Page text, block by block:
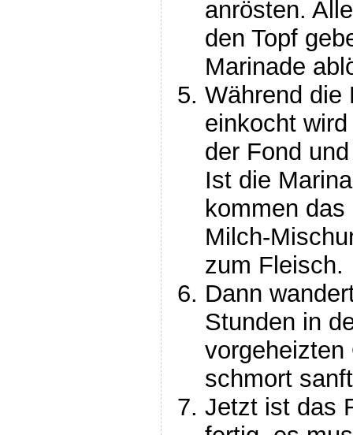
anrösten.
den Topf
Marinade
Während die
einkocht
der Fond
Ist die
kommen
Milch-
zum Fleisch.
Dann
Stunden in
vorgeheizten
schmort
Jetzt ist das